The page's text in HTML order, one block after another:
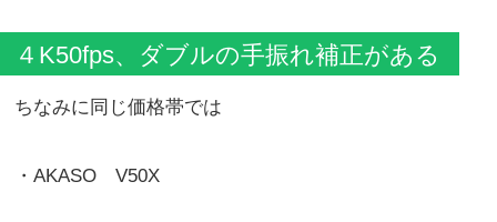
４K50fps、ダブルの手振れ補正がある
ちなみに同じ価格帯では
・AKASO V50X